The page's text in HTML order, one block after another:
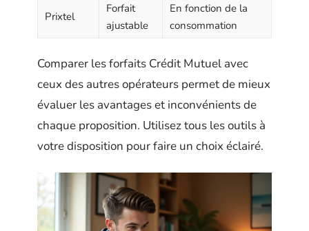
Prixtel
Forfait
ajustable
En fonction de la
consommation
Comparer les forfaits Crédit Mutuel avec
ceux des autres opérateurs permet de mieux
évaluer les avantages et inconvénients de
chaque proposition. Utilisez tous les outils à
votre disposition pour faire un choix éclairé.